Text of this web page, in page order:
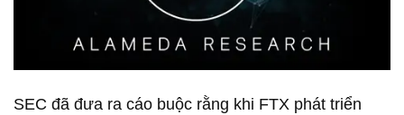
SEC đã đưa ra cáo buộc rằng khi FTX phát triển